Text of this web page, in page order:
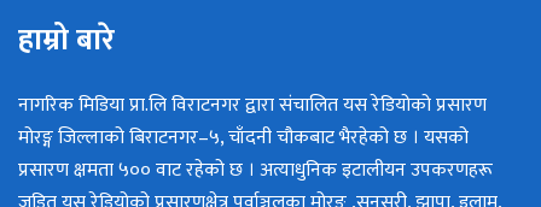
हाम्रो बारे
नागरिक मिडिया प्रा.लि विराटनगर द्वारा संचालित यस रेडियोको प्रसारण
मोरङ्ग जिल्लाको बिराटनगर–५, चाँदनी चौकबाट भैरहेको छ । यसको
प्रसारण क्षमता ५०० वाट रहेको छ । अत्याधुनिक इटालीयन उपकरणहरू